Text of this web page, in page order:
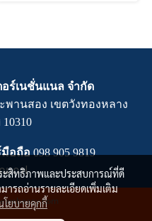
อร์เนชั่นแนล จำกัด
พานสอง เขตวังทองหลาง
มือถือ 098 905 9819
เกฟ
ะสิทธิภาพและประสบการณ์ที่ดี
ารถอ่านรายละเอียดเพิ่มเติม
โยบายคุกกี้